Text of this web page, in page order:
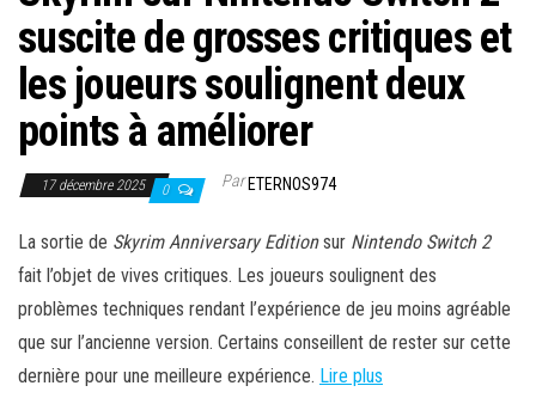
suscite de grosses critiques et
les joueurs soulignent deux
points à améliorer
17 décembre 2025 0 ParETERNOS974
La sortie de Skyrim Anniversary Editionsur Nintendo Switch 2
fait l’objet de vives critiques. Les joueurs soulignent des
problèmes techniques rendant l’expérience de jeu moins agréable
que sur l’ancienne version. Certains conseillent de rester sur cette
dernière pour une meilleure expérience. Lire plus